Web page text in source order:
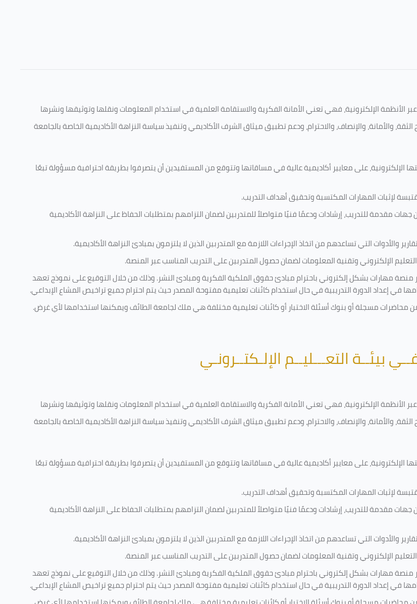
الأنظمة الإلكترونية، فهي تعني الأمانة الفكرية والاستقامة العلمية في استخدام المعلومات ونقلها وتوثيقها ونشرها
والأمانة، والإنصاف، والاحترام، ودعم تطبيق ميثاق الشرف الأكاديمي وتنفيذ سياسة النزاهة الأكاديمية الخاصة بالجامعة
الإلكترونية، على معايير أكاديمية عالية في مساقاتها وتتوقع من المستفيدين أن يتصرفوا بطريقة احترافية مسؤولة تبعًا
لإثبات المهارات المكتسبة وتحقيق أهداف التدريب.
مقدمة للتدريب، إرشادات ودعمًا فنيًا متواصلاً للمتدربين لضمان التزامهم بمتطلبات الحفاظ على النزاهة الأكاديمية
والأدوات التي تساعدهم من اتخاذ الإجراءات اللازمة مع المتدربين الذين لا يلتزمون بمبادئ النزاهة الأكاديمية.
الإلكتروني وتقنية المعلومات لضمان حصول المتدربين على التدريب المناسب عبر المنصة.
منصة مهارات بشكل إلكتروني باحترام مبادئ حقوق الملكية الفكرية ومبادئ النشر. وذلك من خلال التوقيع على نموذج تعهد
في إعداد الدورة التدريبية في حال استخدام كائنات تعليمية مفتوحة المصدر حيث يتم احترام جميع تراخيص المشاع الإبداعي.
مسجلة أو بنوك أسئلة الاختبار أو كائنات تعليمية مختلفة هي ملك لجامعة الطائف ويمكنها استخدامها لأي غرض.
بيئــة التعـــليــم الإلـكتــرونـي
الأنظمة الإلكترونية، فهي تعني الأمانة الفكرية والاستقامة العلمية في استخدام المعلومات ونقلها وتوثيقها ونشرها
والأمانة، والإنصاف، والاحترام، ودعم تطبيق ميثاق الشرف الأكاديمي وتنفيذ سياسة النزاهة الأكاديمية الخاصة بالجامعة
الإلكترونية، على معايير أكاديمية عالية في مساقاتها وتتوقع من المستفيدين أن يتصرفوا بطريقة احترافية مسؤولة تبعًا
لإثبات المهارات المكتسبة وتحقيق أهداف التدريب.
مقدمة للتدريب، إرشادات ودعمًا فنيًا متواصلاً للمتدربين لضمان التزامهم بمتطلبات الحفاظ على النزاهة الأكاديمية
والأدوات التي تساعدهم من اتخاذ الإجراءات اللازمة مع المتدربين الذين لا يلتزمون بمبادئ النزاهة الأكاديمية.
الإلكتروني وتقنية المعلومات لضمان حصول المتدربين على التدريب المناسب عبر المنصة.
منصة مهارات بشكل إلكتروني باحترام مبادئ حقوق الملكية الفكرية ومبادئ النشر. وذلك من خلال التوقيع على نموذج تعهد
في إعداد الدورة التدريبية في حال استخدام كائنات تعليمية مفتوحة المصدر حيث يتم احترام جميع تراخيص المشاع الإبداعي.